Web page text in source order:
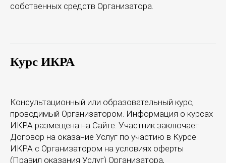
собственных средств Организатора.
Курс ИКРА
Консультационный или образовательный курс,
проводимый Организатором. Информация о курсах
ИКРА размещена на Сайте. Участник заключает
Договор на оказание Услуг по участию в Курсе
ИКРА с Организатором на условиях оферты
(Правил оказания Услуг) Организатора,
Курсы и мероприятия
Предложения для компаний
По будням с 09:00 до 18:00